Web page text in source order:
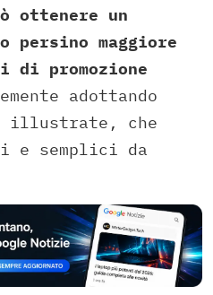
ottenere un
persino maggiore
promozione
adottando
illustrate, che
e semplici da